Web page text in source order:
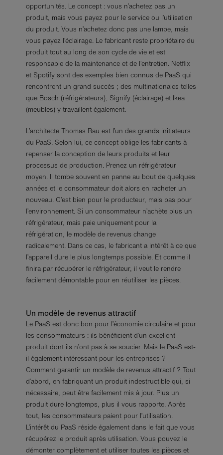
opportunités. Le concept : vous n’achetez pas un
produit, mais vous payez pour le service ou l’utilisation
du produit. Vous n’achetez donc pas une lampe, mais
vous payez l’éclairage. Le fabricant reste propriétaire du
produit tout au long de son cycle de vie et est
responsable de la maintenance et de l’entretien. Netflix
et Spotify sont des exemples bien connus de PaaS qui
rencontrent un grand succès ; des multinationales telles
que Bosch (réfrigérateurs), Signify (éclairage) et Ikea
(meubles) y travaillent également.
L’architecte Thomas Rau est l’un des grands initiateurs
du PaaS. Selon lui, ce concept oblige les fabricants à
repenser la conception de leurs produits et leur
processus de production. Prenez un réfrigérateur
moyen. Il tombe souvent en panne au bout de quelques
années et le consommateur doit alors en racheter un
nouveau. C’est bien pour le producteur, mais pas pour
l’environnement. Si un consommateur n’achète plus un
réfrigérateur, mais paie uniquement pour la
réfrigération, le modèle de revenus change
radicalement. Dans ce cas, le fabricant a intérêt à ce que
l’appareil dure le plus longtemps possible. Et comme il
finira par récupérer le réfrigérateur, il veut le rendre
facilement démontable pour en réutiliser les pièces.
Un modèle de revenus attractif
Le PaaS est donc bon pour l’économie circulaire et pour
les consommateurs : ils bénéficient d’un excellent
produit dont ils n’ont pas à se soucier. Mais le PaaS est-
il également intéressant pour les entreprises ?
Comment garantir un modèle de revenus attractif ? Tout
d’abord, en fabriquant un produit indestructible qui, si
nécessaire, peut être facilement mis à jour. Plus un
produit dure longtemps, plus il vous rapporte. Après
tout, les consommateurs paient pour l’utilisation.
L’intérêt du PaaS réside également dans le fait que vous
récupérez le produit après utilisation. Vous pouvez le
démonter complètement et utiliser toutes les pièces et